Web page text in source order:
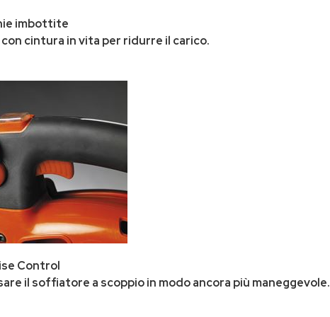
imbottite
cintura in vita per ridurre il carico.
Control
il soffiatore a scoppio in modo ancora più maneggevole.